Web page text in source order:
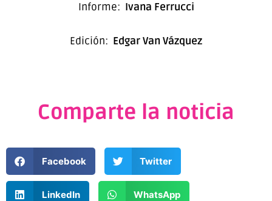
Informe: Ivana Ferrucci
Edición: Edgar Van Vázquez
Comparte la noticia
Facebook Twitter
LinkedIn WhatsApp